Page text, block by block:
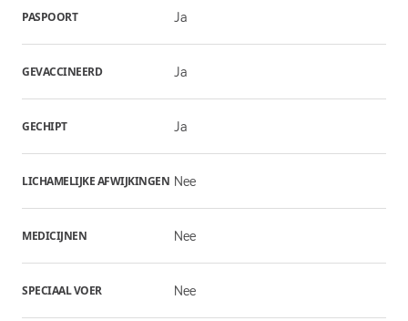
PASPOORT Ja
GEVACCINEERD Ja
GECHIPT Ja
LICHAMELIJKE AFWIJKINGEN Nee
MEDICIJNEN Nee
SPECIAAL VOER Nee